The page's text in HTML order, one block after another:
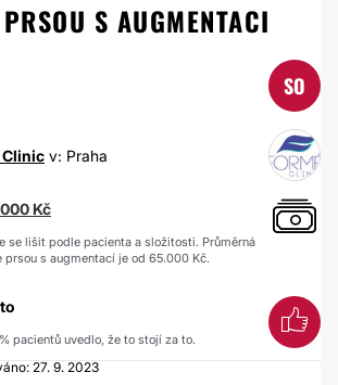
S AUGMENTACI
SO
Clinic v: Praha
Kč
se lišit podle pacienta a složitosti. Průměrná
prsou s augmentací je od 65.000 Kč.
pacientů uvedlo, že to stojí za to.
27. 9. 2023